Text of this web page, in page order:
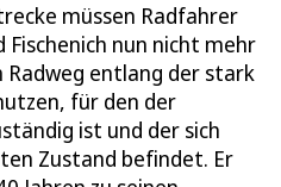
müssen Radfahrer
nun nicht mehr
Radweg entlang der stark
für den der
ist und der sich
Zustand befindet. Er